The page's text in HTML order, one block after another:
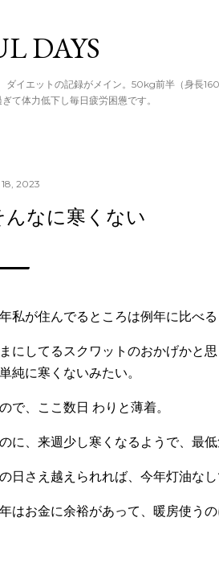
メイン
DAYS
イエットの記録がメイン。50kg前半（身長
て体力低下し毎日疲労困憊です。
18, 2023
んなに寒くない
私が住んでるところは例年に比べる
にしてるスクワットのおかげかと
純に寒くないみたい。
で、ここ数日 わりと薄着。
に、来週少し寒くなるようで、最
日さえ越えられれば、今年灯油なし
はお金に余裕があって、暖房使う